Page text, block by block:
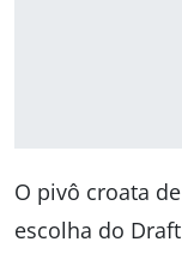
O pivô croata
escolha do